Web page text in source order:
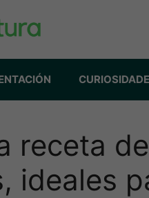
receta
ideales